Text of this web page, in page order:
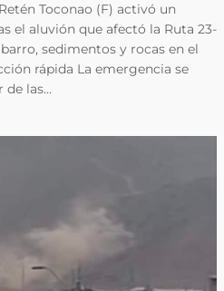
Toconao (F) activó un
el aluvión que afectó la Ruta 23-
sedimentos y rocas en el
rápida La emergencia se
de las…